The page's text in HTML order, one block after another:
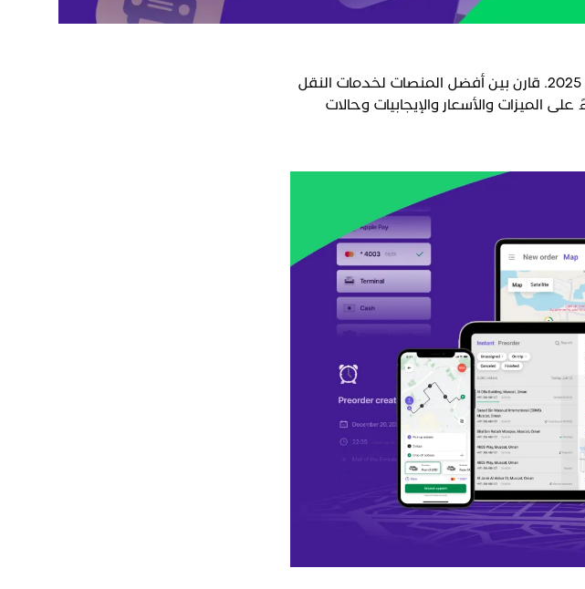
اكتشف أفضل 6 حلول برمجية عند الطلب لشركات التنقل في عام 2025. قارن بين أفضل المنصات لخدمات النقل
الميزات والأسعار والإيجابيات وحالات